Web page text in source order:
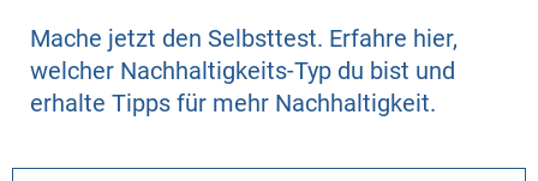
Mache jetzt den Selbsttest. Erfahre hier,
welcher Nachhaltigkeits-Typ du bist und
erhalte Tipps für mehr Nachhaltigkeit.